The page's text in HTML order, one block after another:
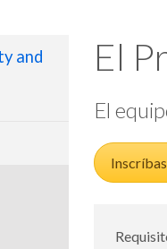
and El
El